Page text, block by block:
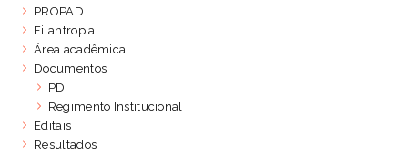
PROPAD
Filantropia
Área acadêmica
Documentos
PDI
Regimento Institucional
Editais
Resultados